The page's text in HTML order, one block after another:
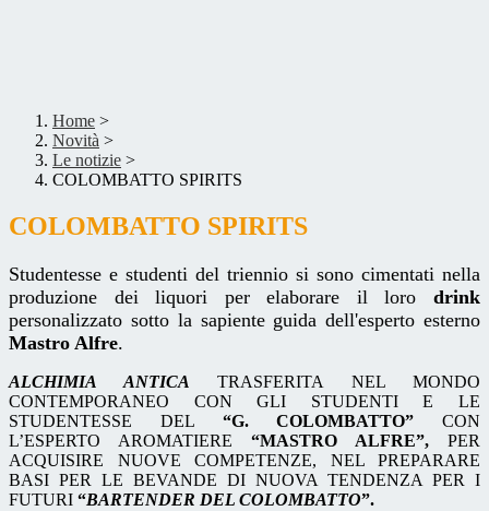
Home >
Novità >
Le notizie >
COLOMBATTO SPIRITS
COLOMBATTO SPIRITS
Studentesse e studenti del triennio si sono cimentati nella
produzione dei liquori per elaborare il loro drink
personalizzato sotto la sapiente guida dell'esperto esterno
Mastro Alfre.
ALCHIMIA ANTICA TRASFERITA NEL MONDO
CONTEMPORANEO CON GLI STUDENTI E LE
STUDENTESSE DEL “G. COLOMBATTO” CON
L’ESPERTO AROMATIERE “MASTRO ALFRE”, PER
ACQUISIRE NUOVE COMPETENZE, NEL PREPARARE
BASI PER LE BEVANDE DI NUOVA TENDENZA PER I
FUTURI “BARTENDER DEL COLOMBATTO”.